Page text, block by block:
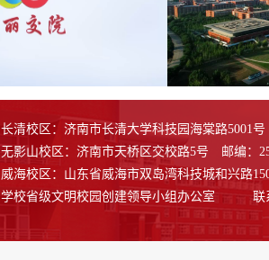
长清校区：济南市长清大学科技园海棠路5001号
无影山校区：济南市天桥区交校路5号 邮编：
威海校区：山东省威海市双岛湾科技城和兴路
学校省级文明校园创建领导小组办公室 联系